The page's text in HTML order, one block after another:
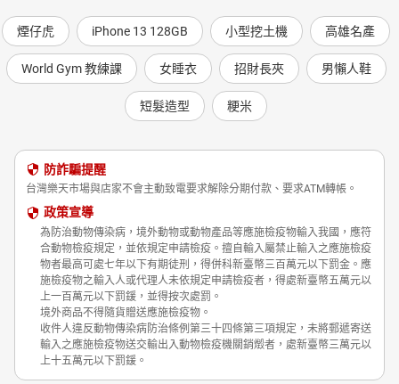
煙仔虎 iPhone 13 128GB 小型挖土機 高雄名產
World Gym 教練課 女睡衣 招財長夾 男懶人鞋
短髮造型 粳米
防詐騙提醒
台灣樂天市場與店家不會主動致電要求解除分期付款、要求ATM轉帳。
政策宣導
為防治動物傳染病，境外動物或動物產品等應施檢疫物輸入我國，應符
合動物檢疫規定，並依規定申請檢疫。擅自輸入屬禁止輸入之應施檢疫
物者最高可處七年以下有期徒刑，得併科新臺幣三百萬元以下罰金。應
施檢疫物之輸入人或代理人未依規定申請檢疫者，得處新臺幣五萬元以
上一百萬元以下罰鍰，並得按次處罰。
境外商品不得隨貨贈送應施檢疫物。
收件人違反動物傳染病防治條例第三十四條第三項規定，未將郵遞寄送
輸入之應施檢疫物送交輸出入動物檢疫機關銷燬者，處新臺幣三萬元以
上十五萬元以下罰鍰。